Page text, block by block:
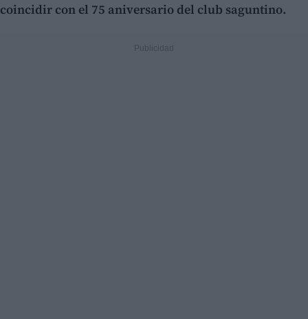
coincidir con el 75 aniversario del club saguntino.